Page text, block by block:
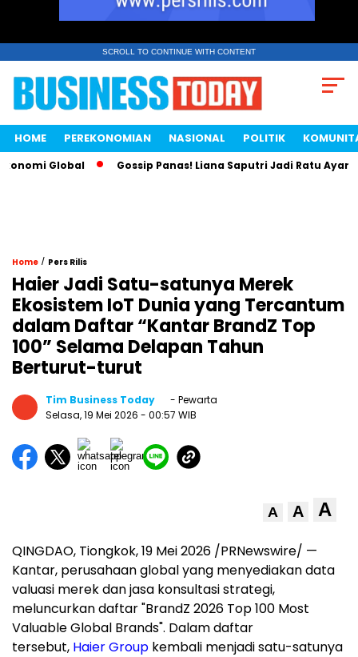
SCROLL TO CONTINUE WITH CONTENT
HOME PEREKONOMIAN NASIONAL POLITIK
Global Gossip Panas! Liana Saputri Jadi Ratu Ayam KFC
Home / Pers Rilis
Haier Jadi Satu-satunya Merek
Ekosistem IoT Dunia yang Tercantum
dalam Daftar “Kantar BrandZ Top
100” Selama Delapan Tahun
Berturut-turut
Tim Business Today
- Pewarta
Selasa, 19 Mei 2026 - 00:57 WIB
A A A
QINGDAO, Tiongkok,19 Mei 2026 /PRNewswire/ —
Kantar, perusahaan global yang menyediakan data
valuasi merek dan jasa konsultasi strategi,
meluncurkan daftar "BrandZ 2026 Top 100 Most
Valuable Global Brands". Dalam daftar
tersebut, Haier Group kembali menjadi satu-satunya